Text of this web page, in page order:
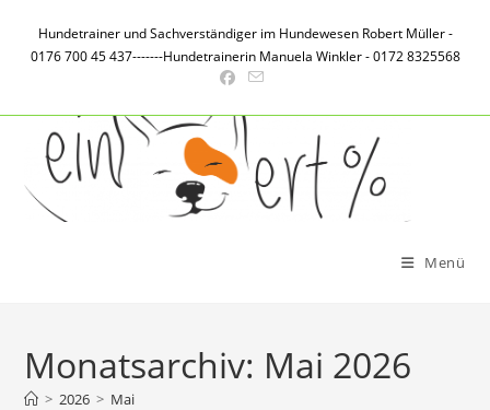
Inhalt
springen
Hundetrainer und Sachverständiger im Hundewesen Robert Müller -
0176 700 45 437-------Hundetrainerin Manuela Winkler - 0172 8325568
Menü
Monatsarchiv: Mai 2026
> 2026 > Mai